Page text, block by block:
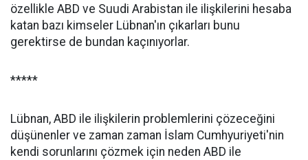
özellikle ABD ve Suudi Arabistan ile ilişkilerini hesaba
katan bazı kimseler Lübnan'ın çıkarları bunu
gerektirse de bundan kaçınıyorlar.
*****
Lübnan, ABD ile ilişkilerin problemlerini çözeceğini
düşünenler ve zaman zaman İslam Cumhyuriyeti'nin
kendi sorunlarını çözmek için neden ABD ile